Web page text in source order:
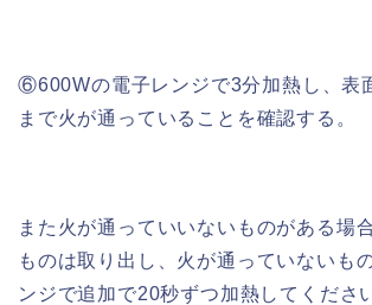
⑥600Wの電子レンジで3分加熱し、表
まで火が通っていることを確認する。
また火が通っていいないものがある場
ものは取り出し、火が通っていないも
ンジで追加で20秒ずつ加熱してくださ